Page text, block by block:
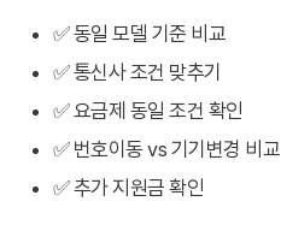
✅ 동일 모델 기준 비교
✅ 통신사 조건 맞추기
✅ 요금제 동일 조건 확인
✅ 번호이동 vs 기기변경 비교
✅ 추가 지원금 확인